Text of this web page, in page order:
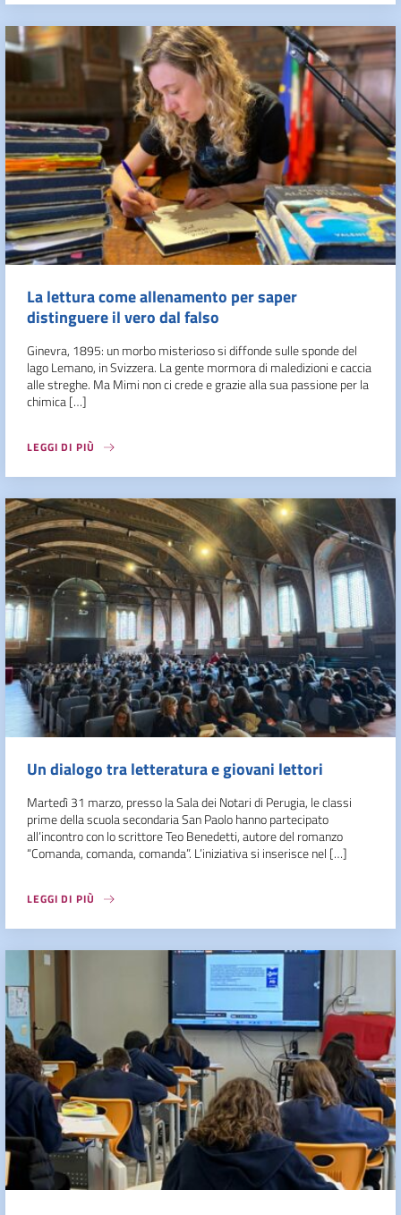
La lettura come allenamento per saper
distinguere il vero dal falso
Ginevra, 1895: un morbo misterioso si diffonde sulle sponde del
lago Lemano, in Svizzera. La gente mormora di maledizioni e caccia
alle streghe. Ma Mimi non ci crede e grazie alla sua passione per la
chimica […]
LEGGI DI PIÙ
Un dialogo tra letteratura e giovani lettori
Martedì 31 marzo, presso la Sala dei Notari di Perugia, le classi
prime della scuola secondaria San Paolo hanno partecipato
all’incontro con lo scrittore Teo Benedetti, autore del romanzo
“Comanda, comanda, comanda”. L’iniziativa si inserisce nel […]
LEGGI DI PIÙ